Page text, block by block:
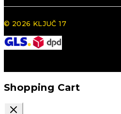
© 2026 KLJUČ 17
Shopping Cart